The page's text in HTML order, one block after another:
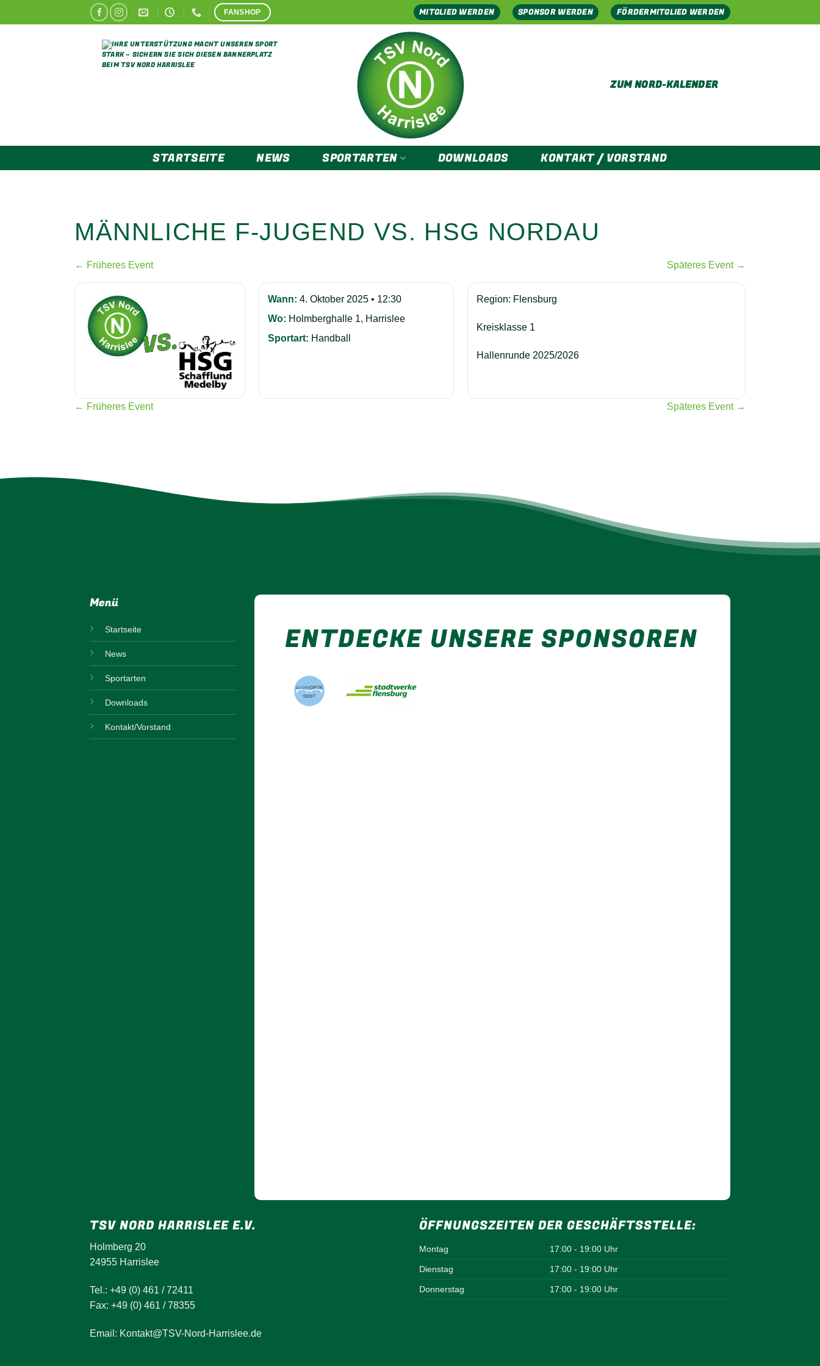
Inhalt
FANSHOP MITGLIED WERDEN SPONSOR WERDEN FÖRDERMITGLIED WERDEN
ZUM NORD-KALENDER
STARTSEITE NEWS SPORTARTEN DOWNLOADS KONTAKT / VORSTAND
MÄNNLICHE F-JUGEND VS. HSG NORDAU
← Früheres Event Späteres Event →
Wann: 4. Oktober 2025 • 12:30
Wo: Holmberghalle 1, Harrislee
Sportart: Handball
Region: Flensburg
Kreisklasse 1
Hallenrunde 2025/2026
← Früheres Event Späteres Event →
Menü
Startseite
News
Sportarten
Downloads
Kontakt/Vorstand
ENTDECKE UNSERE SPONSOREN
TSV NORD HARRISLEE E.V.
Holmberg 20
24955 Harrislee
Tel.: +49 (0) 461 / 72411
Fax: +49 (0) 461 / 78355
Email: Kontakt@TSV-Nord-Harrislee.de
ÖFFNUNGSZEITEN DER GESCHÄFTSSTELLE:
Montag 17:00 - 19:00 Uhr
Dienstag 17:00 - 19:00 Uhr
Donnerstag 17:00 - 19:00 Uhr